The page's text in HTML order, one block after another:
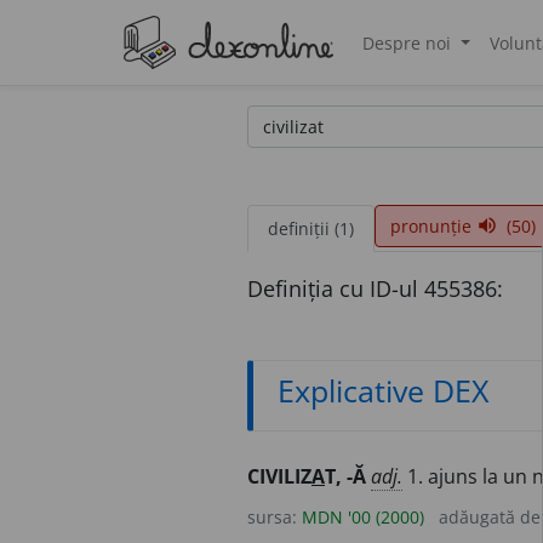
Despre noi
definiții (1) pronunție volume_up (50)
Definiția cu ID-ul 455386:
Explicative DEX
CIVILIZAT, -Ăadj. 1. ajuns la un
sursa: MDN '00 (2000) adăugată